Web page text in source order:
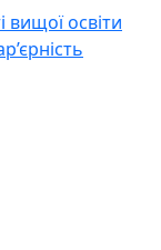
вищої освіти